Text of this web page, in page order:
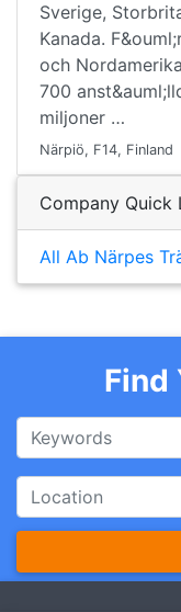
Sverige,
Kanada.
och
700
miljoner …
Närpiö, F14, Finland
Company Quick
All Ab Närpes
Find